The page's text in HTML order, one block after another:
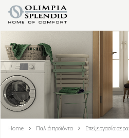
ΕΛΛΗΝΙΚΆ
HOME
ΚΛΙΜΑΤΙΣΜΌΣ
ΘΈΡΜΑΝΣΗ
Home Παλιά προϊόντα Επεξεργασία αέρα